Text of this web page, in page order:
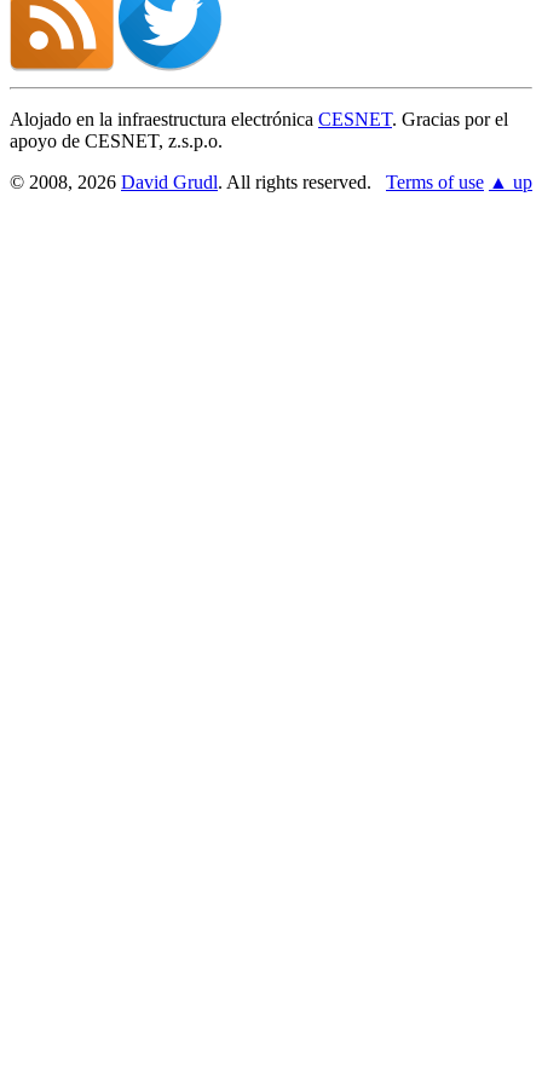
Alojado en la infraestructura electrónica CESNET. Gracias por el
apoyo de CESNET, z.s.p.o.
© 2008, 2026 David Grudl. All rights reserved. Terms of use ▲ up